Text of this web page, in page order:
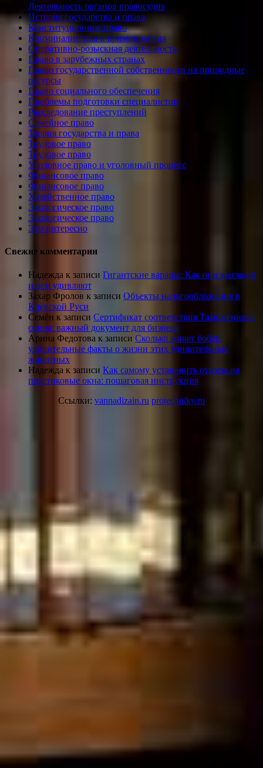
Деятельность органов правосудия
История государства и права
Конституционное право
Криминалистика и криминология
Оперативно-розыскная деятельность
Право в зарубежных странах
Право государственной собственности на природные
ресурсы
Право социального обеспечения
Проблемы подготовки специалистов
Расследование преступлений
Семейное право
Теория государства и права
Трудовое право
Трудовое право
Уголовное право и уголовный процесс
Финансовое право
Финансовое право
Хозяйственное право
Экологическое право
Экологическое право
Это интересно
Свежие комментарии
Надежда к записи Гигантские вараны: Как они выглядят
и чем удивляют
Захар Фролов к записи Объекты налогообложения в
Киевской Руси
Семён к записи Сертификат соответствия Таможенного
союза: важный документ для бизнеса
Арина Федотова к записи Сколько живет бобер:
удивительные факты о жизни этих удивительных
животных
Надежда к записи Как самому установить откосы на
пластиковые окна: пошаговая инструкция
Ссылки: vannadizain.ru protechniky.ru